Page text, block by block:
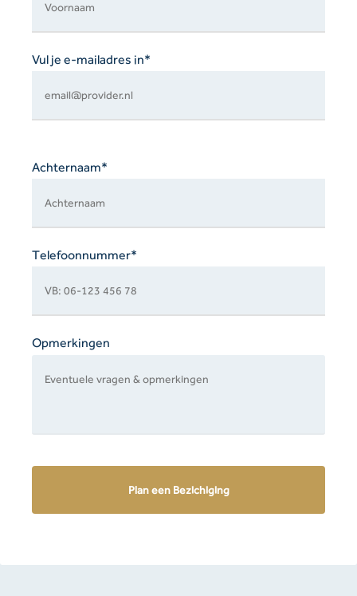
Vul je e-mailadres in*
Achternaam*
Telefoonnummer*
Opmerkingen